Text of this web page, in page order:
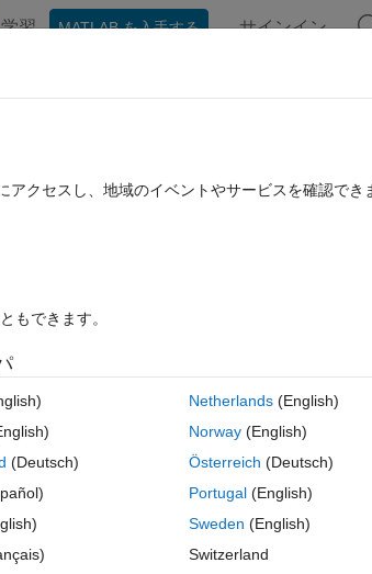
学習 MATLAB を入手する サインイン
0
pulls out the first 13 rows of records.
クセスし、地域のイベントやサービスを確認で
もできます。
(Deutsch)
Netherlands(English)
Norway(English)
Österreich (Deutsch)
Portugal(English)
Sweden (English)
Switzerland